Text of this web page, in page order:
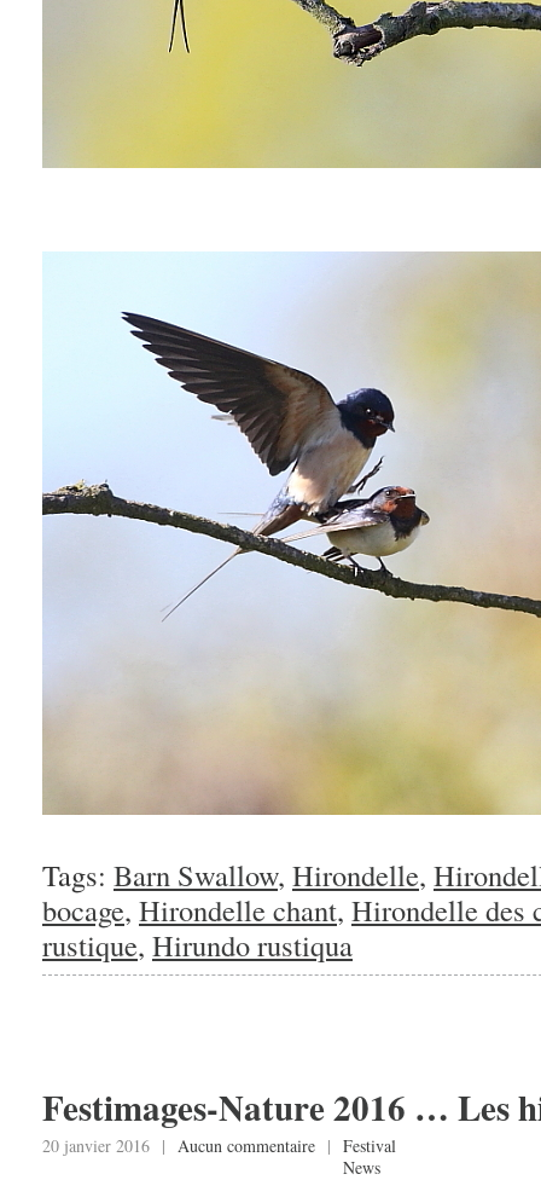
Tags: Barn Swallow, Hirondelle,
bocage, Hirondelle chant, Hirondelle des
rustique, Hirundo rustiqua
Festimages-Nature 2016 … Les
20 janvier 2016 | Aucun commentaire | Festival
News